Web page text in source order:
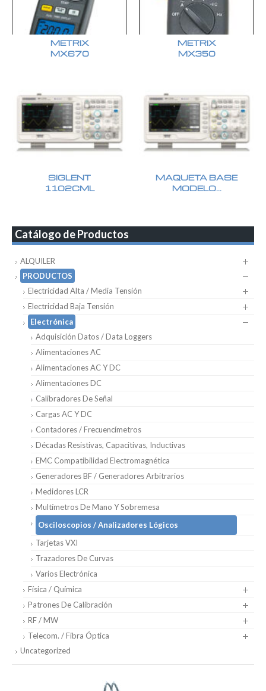
METRIX
MX670
METRIX
MX350
SIGLENT
1102CML
MAQUETA BASE
MODELO…
Catálogo de Productos
ALQUILER
PRODUCTOS
Electricidad Alta / Media Tensión
Electricidad Baja Tensión
Electrónica
Adquisición Datos / Data Loggers
Alimentaciones AC
Alimentaciones AC Y DC
Alimentaciones DC
Calibradores De Señal
Cargas AC Y DC
Contadores / Frecuencímetros
Décadas Resistivas, Capacitivas, Inductivas
EMC Compatibilidad Electromagnética
Generadores BF / Generadores Arbitrarios
Medidores LCR
Multímetros De Mano Y Sobremesa
Osciloscopios / Analizadores Lógicos
Tarjetas VXI
Trazadores De Curvas
Varios Electrónica
Física / Química
Patrones De Calibración
RF / MW
Telecom. / Fibra Óptica
Uncategorized